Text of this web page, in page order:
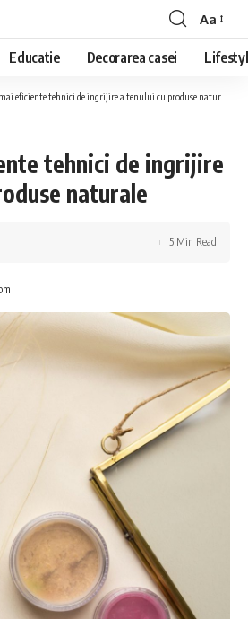
Font
Resizer
Aa
Educatie Decorarea casei
eficiente tehnici de ingrijire a tenului cu produse naturale
tehnici de ingrijire
naturale
5 Min Read